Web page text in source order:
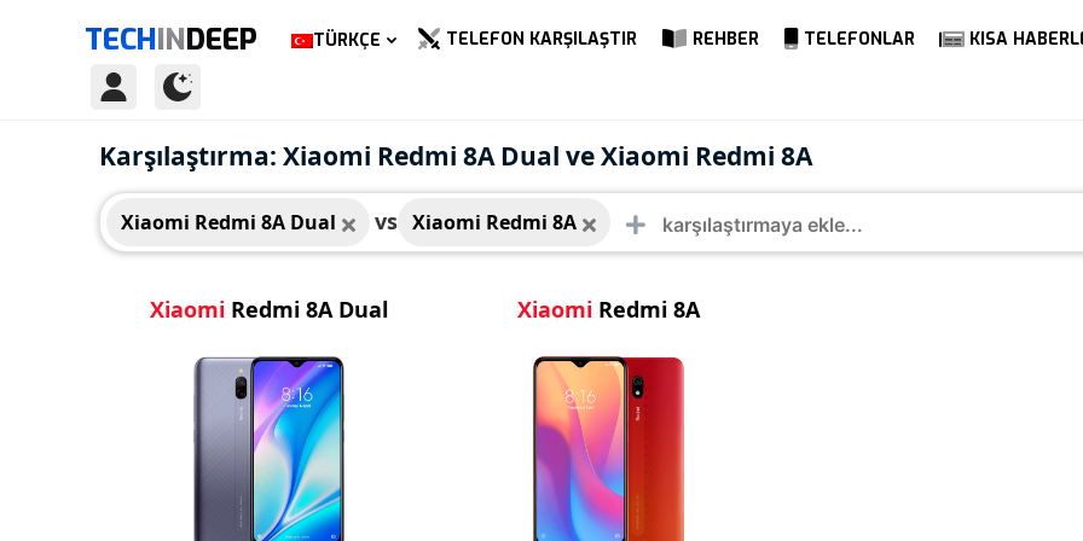
TECHINDEEP TÜRKÇE TELEFON KARŞILAŞTIR REHBER TELEFONLAR KISA
Karşılaştırma: Xiaomi Redmi 8A Dual ve Xiaomi Redmi 8A
Xiaomi Redmi 8A Dual vs Xiaomi Redmi 8A
Xiaomi Redmi 8A Dual
Xiaomi Redmi 8A Dual
Xiaomi Redmi 8A
Xiaomi Redmi 8A